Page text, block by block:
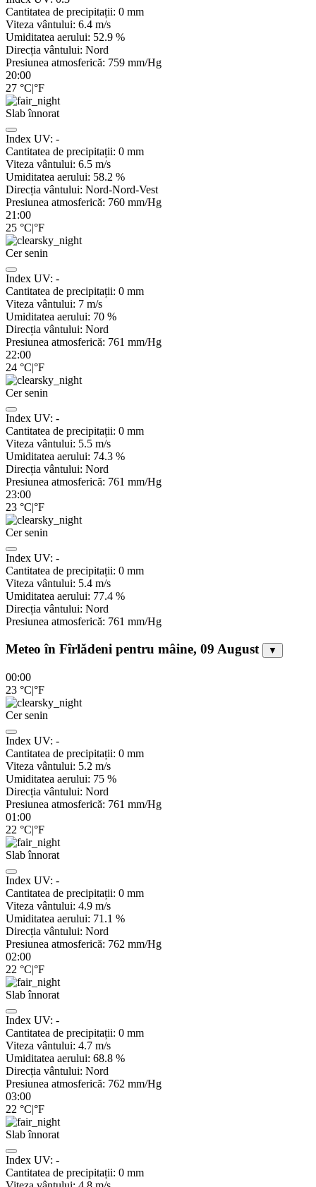
Cantitatea de precipitații: 0 mm
Viteza vântului: 6.4 m/s
Umiditatea aerului: 52.9 %
Direcția vântului: Nord
Presiunea atmosferică: 759 mm/Hg
20:00
27 °C|°F
Slab înnorat
Index UV: -
Cantitatea de precipitații: 0 mm
Viteza vântului: 6.5 m/s
Umiditatea aerului: 58.2 %
Direcția vântului: Nord-Nord-Vest
Presiunea atmosferică: 760 mm/Hg
21:00
25 °C|°F
Cer senin
Index UV: -
Cantitatea de precipitații: 0 mm
Viteza vântului: 7 m/s
Umiditatea aerului: 70 %
Direcția vântului: Nord
Presiunea atmosferică: 761 mm/Hg
22:00
24 °C|°F
Cer senin
Index UV: -
Cantitatea de precipitații: 0 mm
Viteza vântului: 5.5 m/s
Umiditatea aerului: 74.3 %
Direcția vântului: Nord
Presiunea atmosferică: 761 mm/Hg
23:00
23 °C|°F
Cer senin
Index UV: -
Cantitatea de precipitații: 0 mm
Viteza vântului: 5.4 m/s
Umiditatea aerului: 77.4 %
Direcția vântului: Nord
Presiunea atmosferică: 761 mm/Hg
Meteo în Fîrlădeni pentru mâine, 09 August ▼
00:00
23 °C|°F
Cer senin
Index UV: -
Cantitatea de precipitații: 0 mm
Viteza vântului: 5.2 m/s
Umiditatea aerului: 75 %
Direcția vântului: Nord
Presiunea atmosferică: 761 mm/Hg
01:00
22 °C|°F
Slab înnorat
Index UV: -
Cantitatea de precipitații: 0 mm
Viteza vântului: 4.9 m/s
Umiditatea aerului: 71.1 %
Direcția vântului: Nord
Presiunea atmosferică: 762 mm/Hg
02:00
22 °C|°F
Slab înnorat
Index UV: -
Cantitatea de precipitații: 0 mm
Viteza vântului: 4.7 m/s
Umiditatea aerului: 68.8 %
Direcția vântului: Nord
Presiunea atmosferică: 762 mm/Hg
03:00
22 °C|°F
Slab înnorat
Index UV: -
Cantitatea de precipitații: 0 mm